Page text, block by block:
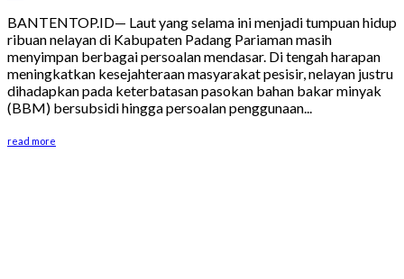
BANTENTOP.ID— Laut yang selama ini menjadi tumpuan hidup
ribuan nelayan di Kabupaten Padang Pariaman masih
menyimpan berbagai persoalan mendasar. Di tengah harapan
meningkatkan kesejahteraan masyarakat pesisir, nelayan justru
dihadapkan pada keterbatasan pasokan bahan bakar minyak
(BBM) bersubsidi hingga persoalan penggunaan...
read more